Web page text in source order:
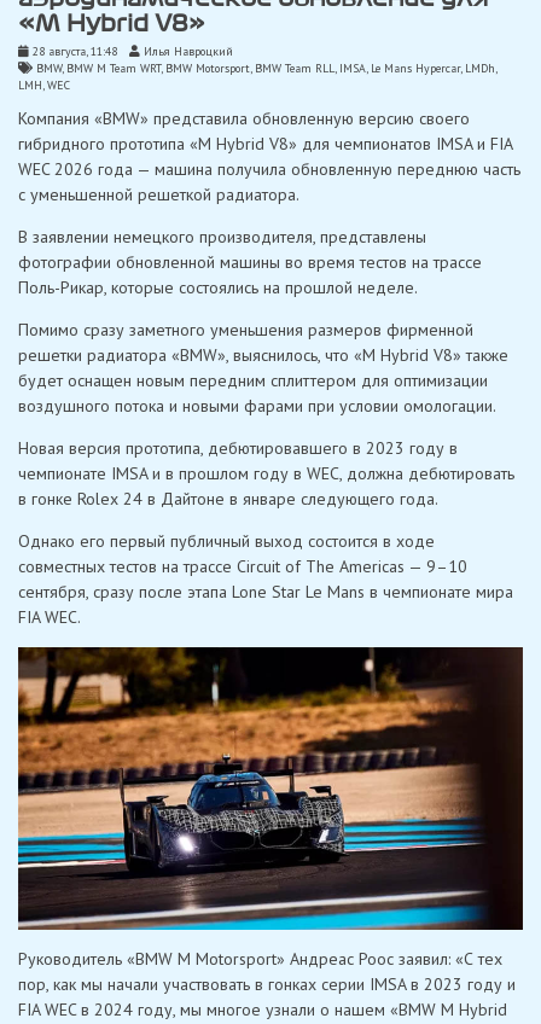
«M Hybrid V8»
28 августа, 11:48
Илья Навроцкий
BMW, BMW M Team WRT, BMW Motorsport, BMW Team RLL, IMSA, Le Mans Hypercar, LMDh
LMH,WEC
Компания «BMW» представила обновленную версию своего
гибридного прототипа «M Hybrid V8» для чемпионатов IMSA и FIA
WEC 2026 года — машина получила обновленную переднюю часть
с уменьшенной решеткой радиатора.
В заявлении немецкого производителя, представлены
фотографии обновленной машины во время тестов на трассе
Поль-Рикар, которые состоялись на прошлой неделе.
Помимо сразу заметного уменьшения размеров фирменной
решетки радиатора «BMW», выяснилось, что «M Hybrid V8» также
будет оснащен новым передним сплиттером для оптимизации
воздушного потока и новыми фарами при условии омологации.
Новая версия прототипа, дебютировавшего в 2023 году в
чемпионате IMSA и в прошлом году в WEC, должна дебютировать
в гонке Rolex 24 в Дайтоне в январе следующего года.
Однако его первый публичный выход состоится в ходе
совместных тестов на трассе Circuit of The Americas — 9–10
сентября, сразу после этапа Lone Star Le Mans в чемпионате мира
FIA WEC.
Руководитель «BMW M Motorsport» Андреас Роос заявил: «С тех
пор, как мы начали участвовать в гонках серии IMSA в 2023 году и
FIA WEC в 2024 году, мы многое узнали о нашем «BMW M Hybrid